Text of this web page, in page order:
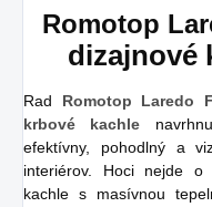
Romotop
dizajnové
Rad Romotop Laredo F
krbové kachle
efektívny, pohodlný a
interiérov. Hoci nejde o
kachle s masívnou